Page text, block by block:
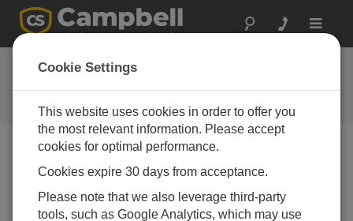
Toggle
お問い合わせ
通常1営業日以内に対応いたしま
す。
家がご連絡いたします。* = 必須項目です。
質問の種類を選択してください:
Cookie Settings
This website uses cookies in order to offer you
the most relevant information. Please accept
cookies for optimal performance.
Cookies expire 30 days from acceptance.
Please note that we also leverage third-party
tools, such as Google Analytics, which may use